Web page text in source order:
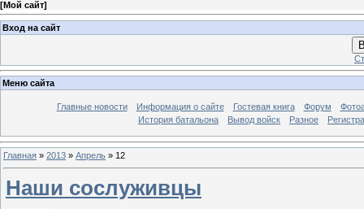
[Мой сайт]
Вход на сайт
Меню сайта
Главные новости Информация о сайте Гостевая книга Форум
История батальона
Вывод войск Разное
Главная » 2013 » Апрель » 12
Наши сослуживцы